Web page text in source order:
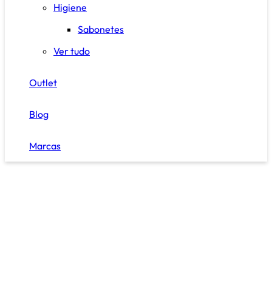
Higiene
Sabonetes
Ver tudo
Outlet
Blog
Marcas